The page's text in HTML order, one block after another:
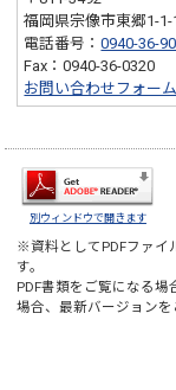
福岡県宗像市東郷1-1-
電話番号：0940-36-
Fax：0940-36-0320
お問い合わせフォー
別ウィンドウで開きます
※資料としてPDFファイ
す。
PDF書類をご覧になる場
場合、最新バージョンを